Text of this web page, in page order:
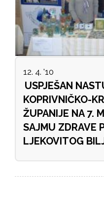
12. 4. '10
USPJEŠAN
KOPRIVNIČKO-
ŽUPANIJE NA 7.
SAJMU ZDRAVE
LJEKOVITOG